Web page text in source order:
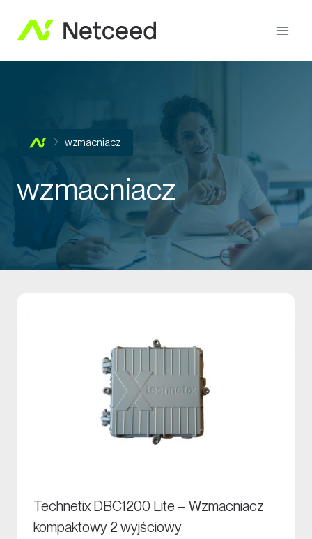
wzmacniacz
wzmacniacz
Technetix DBC1200 Lite – Wzmacniacz
kompaktowy 2 wyjściowy